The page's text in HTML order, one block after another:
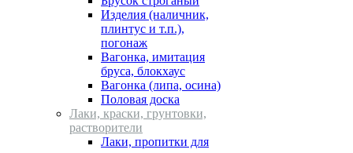
Изделия (наличник,
плинтус и т.п.),
погонаж
Вагонка, имитация
бруса, блокхаус
Вагонка (липа, осина)
Половая доска
Лаки, краски, грунтовки,
растворители
Лаки, пропитки для